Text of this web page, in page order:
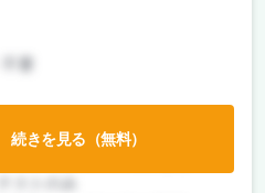
要
続きを見る（無料）